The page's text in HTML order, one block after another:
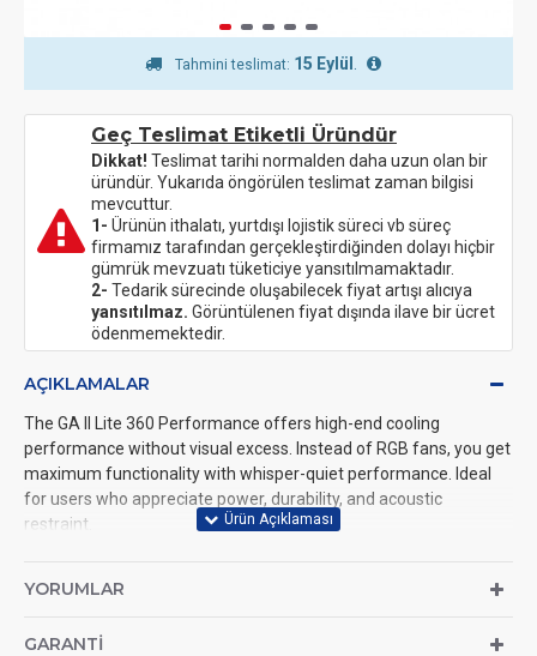
Tahmini teslimat: 15 Eylül
Geç Teslimat Etiketli Üründür
Dikkat! Teslimat tarihi normalden daha uzun olan bir
üründür. Yukarıda öngörülen teslimat zaman bilgisi
mevcuttur.
1- Ürünün ithalatı, yurtdışı lojistik süreci vb süreç
firmamız tarafından gerçekleştirdiğinden dolayı hiçbir
gümrük mevzuatı tüketiciye yansıtılmamaktadır.
2- Tedarik sürecinde oluşabilecek fiyat artışı alıcıya
yansıtılmaz. Görüntülenen fiyat dışında ilave bir ücret
ödenmemektedir.
AÇIKLAMALAR
The GA II Lite 360 Performance offers high-end cooling
performance without visual excess. Instead of RGB fans, you get
maximum functionality with whisper-quiet performance. Ideal
for users who appreciate power, durability, and acoustic
restraint.
and sustained loads
+ 3x performance fans: High air pressure (5.0 mmH₂O), low
YORUMLAR
GARANTI